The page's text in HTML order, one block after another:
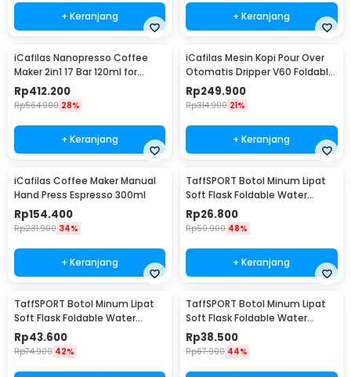
+ Keranjang + Keranjang
iCafilas Nanopresso Coffee
Maker 2in1 17 Bar 120ml for
Nespresso - ME2410
Rp412.200
Rp564.900 28%
+ Keranjang
iCafilas Mesin Kopi Pour Over
Otomatis Dripper V60 Foldable
300ml - MA2302
Rp249.900
Rp314.900 21%
+ Keranjang
iCafilas Coffee Maker Manual
Hand Press Espresso 300ml
Rp154.400
Rp231.900 34%
+ Keranjang
TaffSPORT Botol Minum Lipat
Soft Flask Foldable Water
Bottle TPU 150ml - TFB-10
Rp26.800
Rp50.900 48%
+ Keranjang
TaffSPORT Botol Minum Lipat
Soft Flask Foldable Water
Bottle TPU 500ml - TFB-50
Rp43.600
Rp74.900 42%
TaffSPORT Botol Minum Lipat
Soft Flask Foldable Water
Bottle Sport TPU 500ml - TF-25
Rp38.500
Rp67.900 44%